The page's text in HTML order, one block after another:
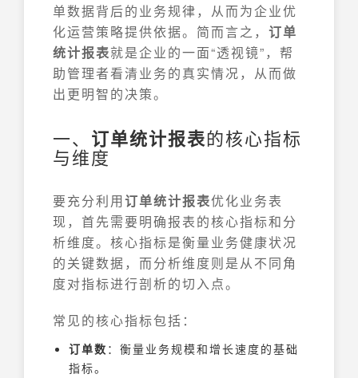
单数据背后的业务规律，从而为企业优
化运营策略提供依据。简而言之， 订单
统计报表就是企业的一面“透视镜”，帮
助管理者看清业务的真实情况，从而做
出更明智的决策。
一、 订单统计报表的核心指标
与维度
要充分利用订单统计报表优化业务表
现，首先需要明确报表的核心指标和分
析维度。核心指标是衡量业务健康状况
的关键数据，而分析维度则是从不同角
度对指标进行剖析的切入点。
常见的核心指标包括：
订单数 ：衡量业务规模和增长速度的基础
指标。